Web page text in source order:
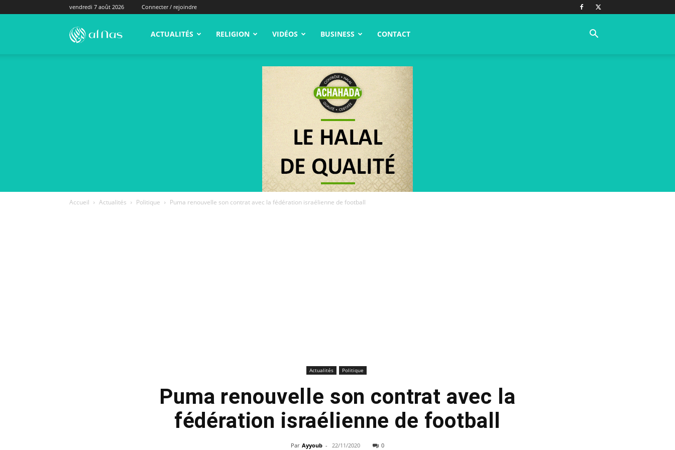
vendredi 7 août 2026 Connecter / rejoindre
alNas.fr ACTUALITÉS RELIGION VIDÉOS BUSINESS CONTACT
Accueil Actualités Politique Puma renouvelle son contrat avec la fédération israélienne de football
Actualités Politique
Puma renouvelle son contrat avec la
fédération israélienne de football
Par Ayyoub - 22/11/2020 0